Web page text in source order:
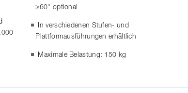
≥60° optional
In verschiedenen Stufen- und
Plattformausführungen erhältlich
Maximale Belastung: 150 kg